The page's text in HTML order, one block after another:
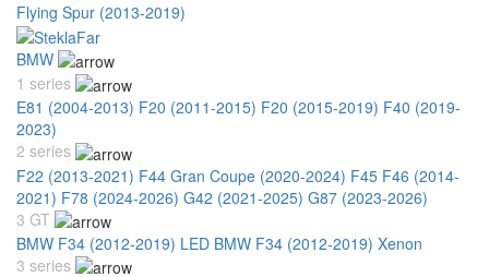
Flying Spur (2013-2019)
BMW
1 series
E81 (2004-2013) F20 (2011-2015) F20 (2015-2019) F40 (2019-
2023)
2 series
F22 (2013-2021) F44 Gran Coupe (2020-2024) F45 F46 (2014-
2021) F78 (2024-2026) G42 (2021-2025) G87 (2023-2026)
3 GT
BMW F34 (2012-2019) LED BMW F34 (2012-2019) Xenon
3 series